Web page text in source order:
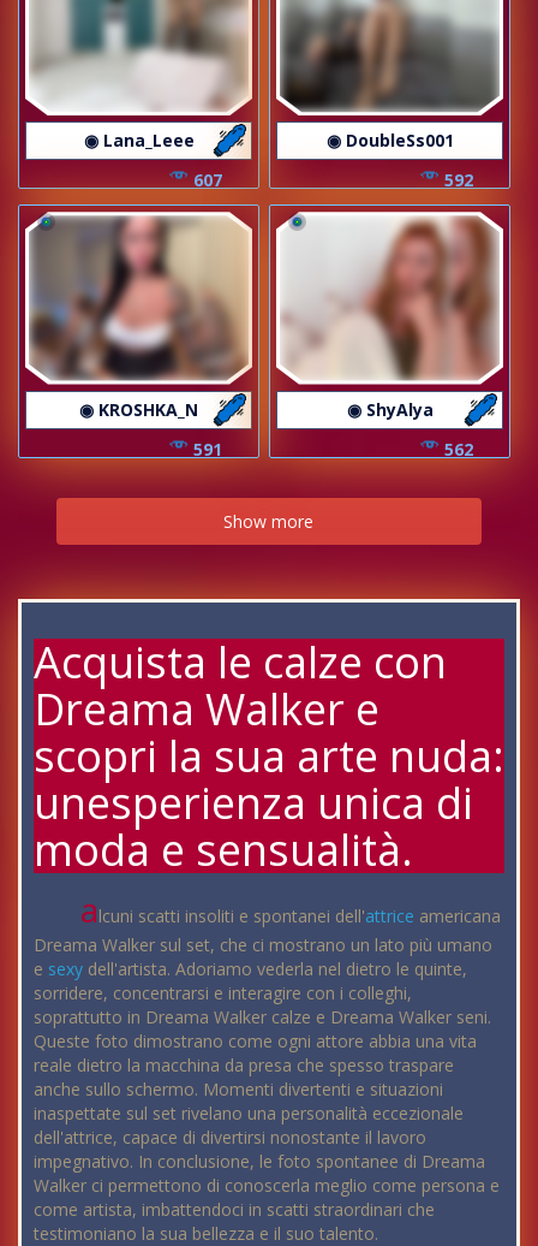
◉ Lana_Leee
607
◉ DoubleSs001
592
◉ KROSHKA_N
591
◉ ShyAlya
562
Show more
Acquista le calze con
Dreama Walker e
scopri la sua arte nuda:
unesperienza unica di
moda e sensualità.
alcuni scatti insoliti e spontanei dell'attrice americana
Dreama Walker sul set, che ci mostrano un lato più umano
e sexy dell'artista. Adoriamo vederla nel dietro le quinte,
sorridere, concentrarsi e interagire con i colleghi,
soprattutto in Dreama Walker calze e Dreama Walker seni.
Queste foto dimostrano come ogni attore abbia una vita
reale dietro la macchina da presa che spesso traspare
anche sullo schermo. Momenti divertenti e situazioni
inaspettate sul set rivelano una personalità eccezionale
dell'attrice, capace di divertirsi nonostante il lavoro
impegnativo. In conclusione, le foto spontanee di Dreama
Walker ci permettono di conoscerla meglio come persona e
come artista, imbattendoci in scatti straordinari che
testimoniano la sua bellezza e il suo talento.